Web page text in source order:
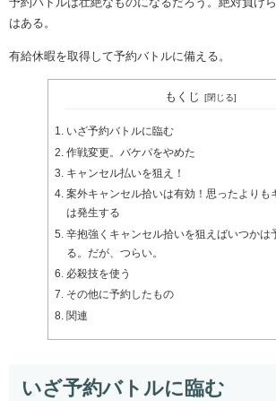
はある。
有給休暇を取得して予約バトルに備える。
もくじ
いざ予約バトルに臨む
作戦変更。バケパをやめた
キャンセル払いを狙え！
案外キャンセル拾いは有効！思ったよりも
は発生する
辛抱強くキャンセル拾いを狙えばいつかは
る。だが、つらい。
必殺技を使う
その他に予約したもの
関連
いざ予約バトルに臨む